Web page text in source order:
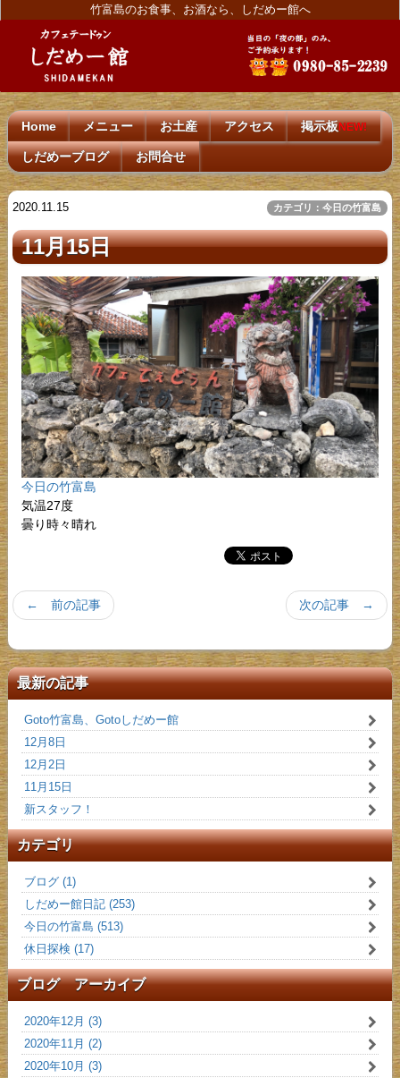
竹富島のお食事、お酒なら、しだめー館へ
Home メニュー お土産 アクセス 掲示板NEW!
しだめーブログ お問合せ
2020.11.15 カテゴリ：今日の竹富島
11月15日
今日の竹富島
気温27度
曇り時々晴れ
次の記事 →
← 前の記事
最新の記事
Goto竹富島、Gotoしだめー館
12月8日
12月2日
11月15日
新スタッフ！
カテゴリ
ブログ (1)
しだめー館日記 (253)
今日の竹富島 (513)
休日探検 (17)
ブログ アーカイブ
2020年12月 (3)
2020年11月 (2)
2020年10月 (3)